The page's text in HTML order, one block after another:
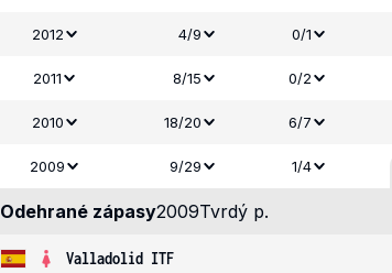
2012 4/9 0/1
2011 8/15 0/2
2010 18/20 6/7
2009 9/29 1/4
Odehrané zápasy2009Tvrdý p.
Valladolid ITF